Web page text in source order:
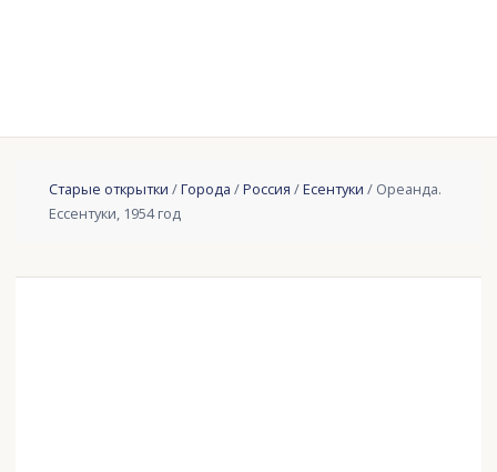
Старые открытки /Города /Россия /Есентуки / Ореанда.
Ессентуки, 1954 год